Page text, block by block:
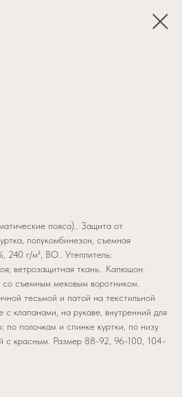
пояса).. Защита от
полукомбинезон, съемная
240 г/м², ВО.. Утеплитель:
ветрозащитная ткань.. Капюшон:
со съемным меховым воротником.
тесьмой и патой на текстильной
клапанами, на рукаве, внутренний для
полочкам и спинке куртки, по низу
с красным. Размер 88-92, 96-100, 104-